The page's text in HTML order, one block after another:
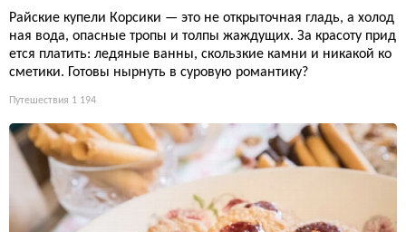
Райские купели Корсики — это не открыточная гладь, а холод
ная вода, опасные тропы и толпы жаждущих. За красоту прид
ется платить: ледяные ванны, скользкие камни и никакой ко
сметики. Готовы нырнуть в суровую романтику?
Путешествия 1 194